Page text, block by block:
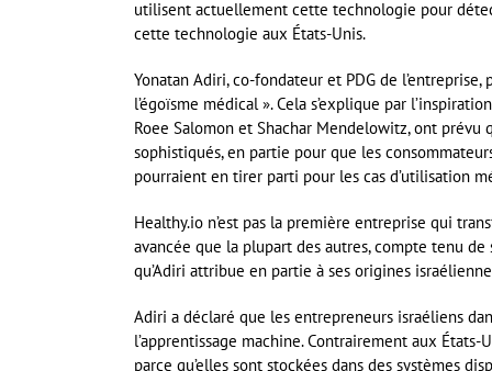
utilisent actuellement cette technologie pour
cette technologie aux États-Unis.
Yonatan Adiri, co-fondateur et PDG de l’entreprise,
l’égoïsme médical ». Cela s’explique par
Roee Salomon et Shachar Mendelowitz, ont
sophistiqués, en partie pour que les
pourraient en tirer parti pour les cas d’utilisation
Healthy.io n’est pas la première entreprise qui
avancée que la plupart des autres, compte tenu
qu’Adiri attribue en partie à ses origines
Adiri a déclaré que les entrepreneurs israéliens
l’apprentissage machine. Contrairement aux
parce qu’elles sont stockées dans des systèmes